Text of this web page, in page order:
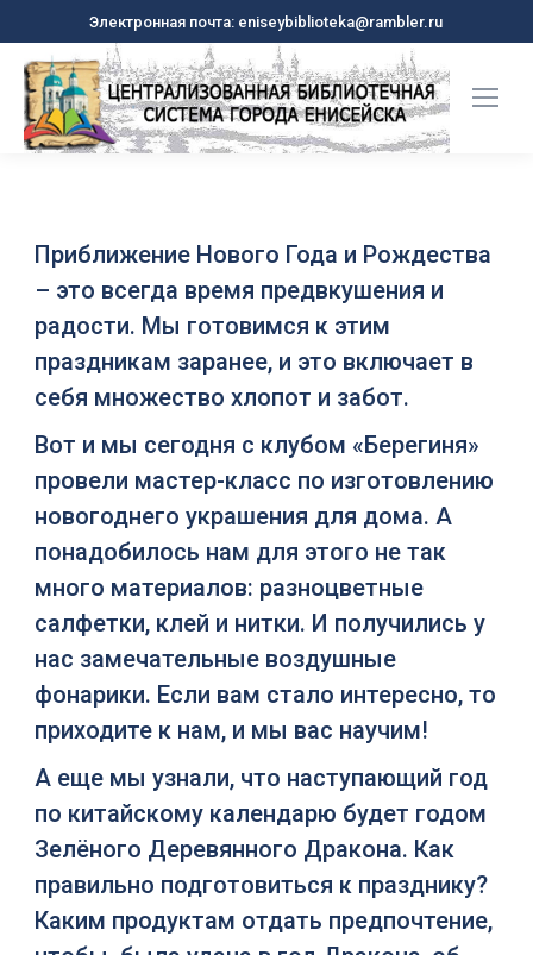
Электронная почта: eniseybiblioteka@rambler.ru
Приближение Нового Года и Рождества
– это всегда время предвкушения и
радости. Мы готовимся к этим
праздникам заранее, и это включает в
себя множество хлопот и забот.
Вот и мы сегодня с клубом «Берегиня»
провели мастер-класс по изготовлению
новогоднего украшения для дома. А
понадобилось нам для этого не так
много материалов: разноцветные
салфетки, клей и нитки. И получились у
нас замечательные воздушные
фонарики. Если вам стало интересно, то
приходите к нам, и мы вас научим!
А еще мы узнали, что наступающий год
по китайскому календарю будет годом
Зелёного Деревянного Дракона. Как
правильно подготовиться к празднику?
Каким продуктам отдать предпочтение,